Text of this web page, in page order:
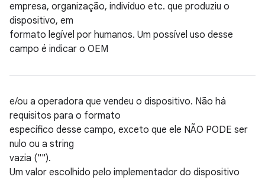
empresa, organização, indivíduo etc. que produziu o
dispositivo, em
formato legível por humanos. Um possível uso desse
campo é indicar o OEM
e/ou a operadora que vendeu o dispositivo. Não há
requisitos para o formato
específico desse campo, exceto que ele NÃO PODE ser
nulo ou a string
vazia ("").
Um valor escolhido pelo implementador do dispositivo